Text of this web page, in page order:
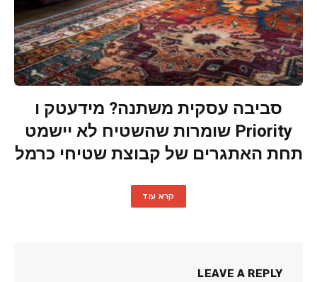
סביבה עסקית משתנה? מידעטק ו
Priority שומרות שהשטיח לא יישמט
תחת האתגרים של קבוצת שטיחי כרמל
קרא עוד
LEAVE A REPLY